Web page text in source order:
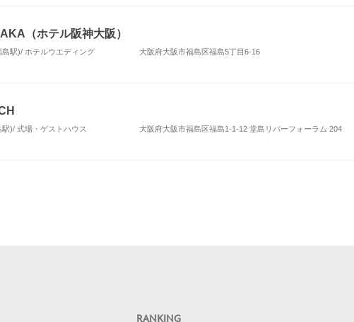
（ホテル阪神大阪）
駅)/ ホテルウエディング 大阪府大阪市福島区福島5丁目6-16
)/ 式場・ゲストハウス 大阪府大阪市福島区福島1-1-12 堂島リバーフォーラム 204